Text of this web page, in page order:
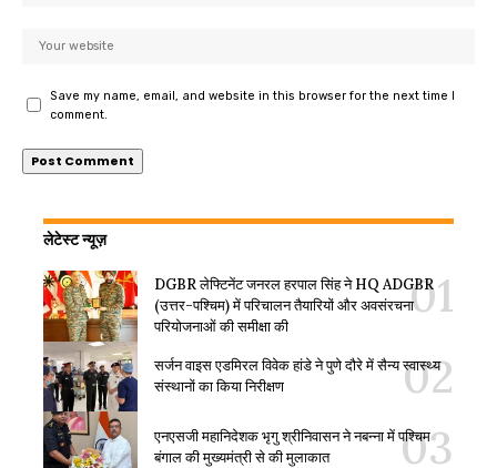
Save my name, email, and website in this browser for the next time I
comment.
लेटेस्ट न्यूज़
DGBR लेफ्टिनेंट जनरल हरपाल सिंह ने HQ ADGBR
(उत्तर-पश्चिम) में परिचालन तैयारियों और अवसंरचना
परियोजनाओं की समीक्षा की
सर्जन वाइस एडमिरल विवेक हांडे ने पुणे दौरे में सैन्य स्वास्थ्य
संस्थानों का किया निरीक्षण
एनएसजी महानिदेशक भृगु श्रीनिवासन ने नबन्ना में पश्चिम
बंगाल की मुख्यमंत्री से की मुलाकात